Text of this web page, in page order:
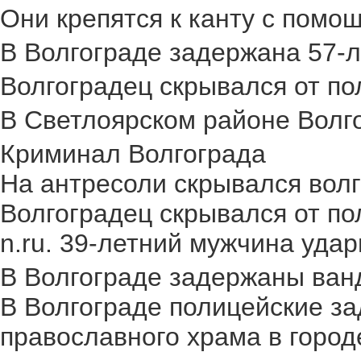
Они крепятся к канту с
В Волгограде задержана 57-
Волгоградец скрывался от
В Светлоярском районе
Криминал Волгограда
На антресоли скрывался
Волгоградец скрывался от
n.ru. 39-летний мужчина
В Волгограде задержаны
В Волгограде полицейские
православного храма в